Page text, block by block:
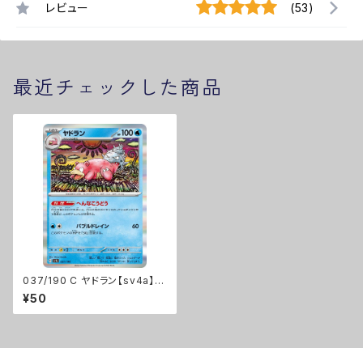
レビュー (53)
最近チェックした商品
037/190 C ヤドラン【sv4a】G
レギュ
¥50